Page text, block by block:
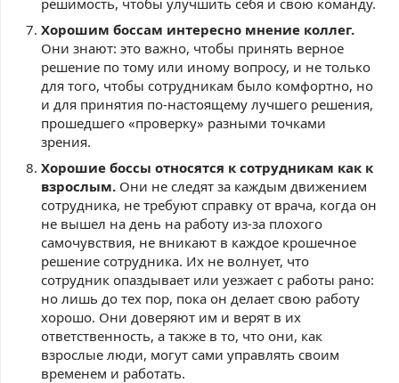
решимость, чтобы улучшить себя и свою команду.
Хорошим боссам интересно мнение коллег.
Они знают: это важно, чтобы принять верное
решение по тому или иному вопросу, и не только
для того, чтобы сотрудникам было комфортно, но
и для принятия по-настоящему лучшего решения,
прошедшего «проверку» разными точками
зрения.
Хорошие боссы относятся к сотрудникам как к
взрослым. Они не следят за каждым движением
сотрудника, не требуют справку от врача, когда он
не вышел на день на работу из-за плохого
самочувствия, не вникают в каждое крошечное
решение сотрудника. Их не волнует, что
сотрудник опаздывает или уезжает с работы рано:
но лишь до тех пор, пока он делает свою работу
хорошо. Они доверяют им и верят в их
ответственность, а также в то, что они, как
взрослые люди, могут сами управлять своим
временем и работать.